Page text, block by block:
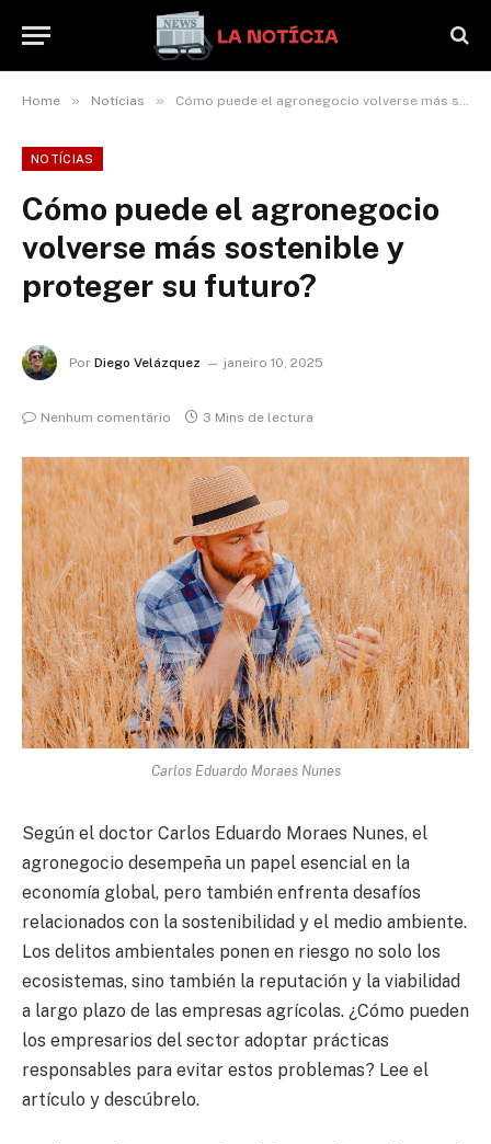
Home » Notícias » Cómo puede el agronegocio volverse más sostenible y proteger su futuro?
NOTÍCIAS
Cómo puede el agronegocio
volverse más sostenible y
proteger su futuro?
Por Diego Velázquez janeiro 10, 2025
Nenhum comentário 3 Mins de lectura
Carlos Eduardo Moraes Nunes
Según el doctor Carlos Eduardo Moraes Nunes, el
agronegocio desempeña un papel esencial en la
economía global, pero también enfrenta desafíos
relacionados con la sostenibilidad y el medio ambiente.
Los delitos ambientales ponen en riesgo no solo los
ecosistemas, sino también la reputación y la viabilidad
a largo plazo de las empresas agrícolas. ¿Cómo pueden
los empresarios del sector adoptar prácticas
responsables para evitar estos problemas? Lee el
artículo y descúbrelo.